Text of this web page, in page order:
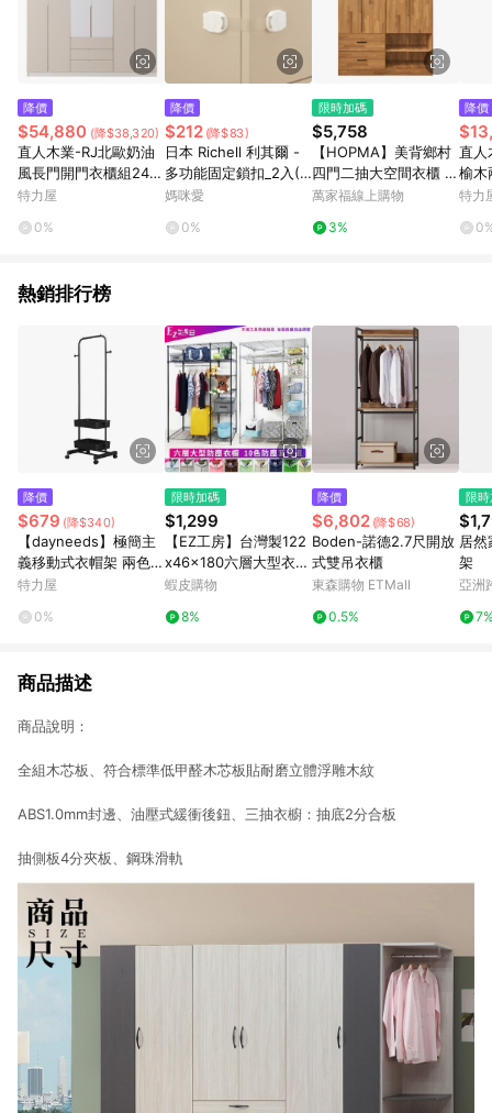
造幸福家園時的優先選擇。
降價
$54,880 (降$38,320)
直人木業-RJ北歐奶油
風長門開門衣櫃組240
公分(單吊+雙吊+三抽)
特力屋
0%
降價
$212 (降$83)
日本 Richell 利其爾 -
多功能固定鎖扣_2入(9
81894)
媽咪愛
0%
限時加碼
$5,758
【HOPMA】美背鄉村
四門二抽大空間衣櫃 台
灣製造 衣櫥 抽屜櫃 衣
萬家福線上購物
3%
降價
直人
榆木
分(
特力
熱銷排行榜
降價
$679 (降$340)
【dayneeds】極簡主
義移動式衣帽架 兩色可
選黑色
特力屋
0%
限時加碼
$1,299
【EZ工房】台灣製122
x46x180六層大型衣櫥
組(贈防塵套)衣櫥 布套
套 防塵衣櫥 衣櫥
蝦皮購物
8%
降價
$6,802 (降$68)
Boden-諾德2.7尺開放
式雙吊衣櫃
東森購物 ETMall
0.5%
限
居
架
亞洲
商品描述
商品說明：
全組木芯板、符合標準低甲醛木芯板貼耐磨立體浮雕木紋
ABS1.0mm封邊、油壓式緩衝後鈕、三抽衣櫥：抽底2分合板
抽側板4分夾板、鋼珠滑軌